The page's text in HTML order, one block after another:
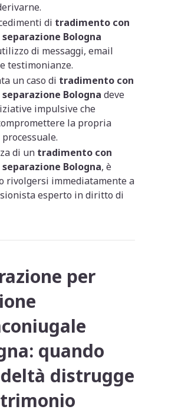
di tradimento con
Bologna
di messaggi, email
testimonianze.
un caso di tradimento con
Bologna deve
impulsive che
la propria
di un tradimento con
Bologna, è
rivolgersi immediatamente a
esperto in diritto di
per
quando
distrugge